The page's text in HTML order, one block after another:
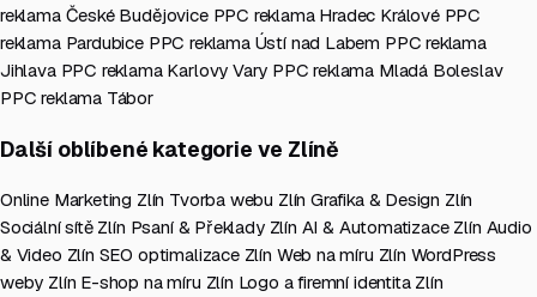
reklama České Budějovice PPC reklama Hradec Králové PPC
reklama Pardubice PPC reklama Ústí nad Labem PPC reklama
Jihlava PPC reklama Karlovy Vary PPC reklama Mladá Boleslav
PPC reklama Tábor
Další oblíbené kategorie ve Zlíně
Online Marketing Zlín Tvorba webu Zlín Grafika & Design Zlín
Sociální sítě Zlín Psaní & Překlady Zlín AI & Automatizace Zlín Audio
& Video Zlín SEO optimalizace Zlín Web na míru Zlín WordPress
weby Zlín E-shop na míru Zlín Logo a firemní identita Zlín